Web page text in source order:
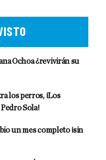
Ochoa ¿revivirán su
los perros, ¡Los
Sola!
un mes completo ¡sin